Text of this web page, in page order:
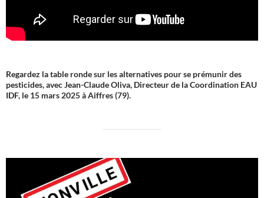
Regardez la table ronde sur les alternatives pour se prémunir des
pesticides, avec Jean-Claude Oliva, Directeur de la Coordination EAU
IDF, le 15 mars 2025 à Aiffres (79).